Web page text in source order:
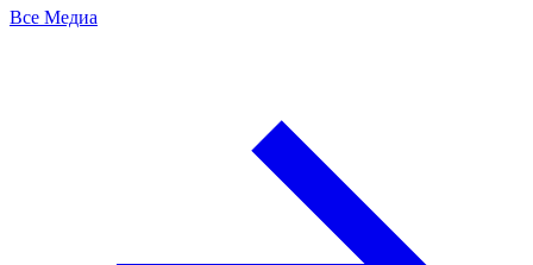
Все Медиа